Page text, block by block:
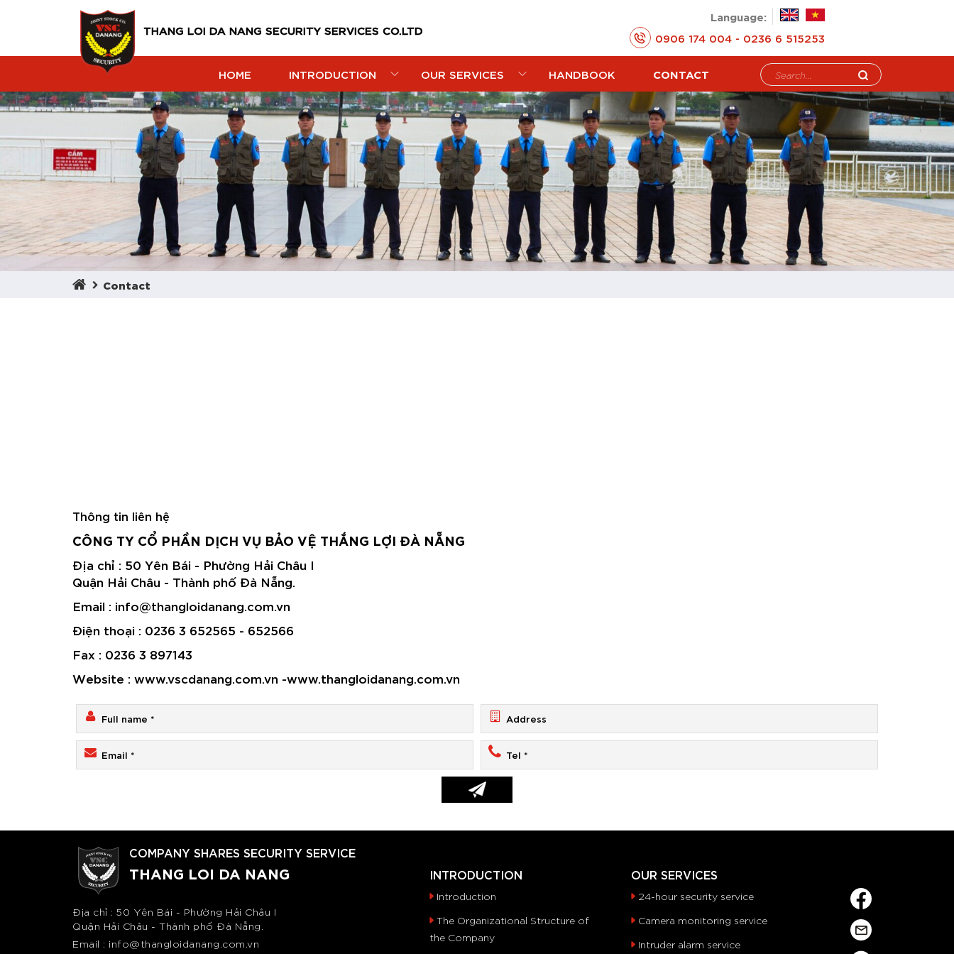
THANG LOI DA NANG SECURITY SERVICES CO.LTD
Language:
0906 174 004 - 0236 6 515253
HOME INTRODUCTION OUR SERVICES HANDBOOK CONTACT
Contact
Thông tin liên hệ
CÔNG TY CỔ PHẦN DỊCH VỤ BẢO VỆ THẮNG LỢI ĐÀ NẴNG
Địa chỉ : 50 Yên Bái - Phường Hải Châu I
Quận Hải Châu - Thành phố Đà Nẵng.
Email : info@thangloidanang.com.vn
Điện thoại : 0236 3 652565 - 652566
Fax : 0236 3 897143
Website : www.vscdanang.com.vn -www.thangloidanang.com.vn
COMPANY SHARES SECURITY SERVICE
THANG LOI DA NANG
Địa chỉ : 50 Yên Bái - Phường Hải Châu I
Quận Hải Châu - Thành phố Đà Nẵng.
Email : info@thangloidanang.com.vn
INTRODUCTION
Introduction
The Organizational Structure of
the Company
OUR SERVICES
24-hour security service
Camera monitoring service
Intruder alarm service